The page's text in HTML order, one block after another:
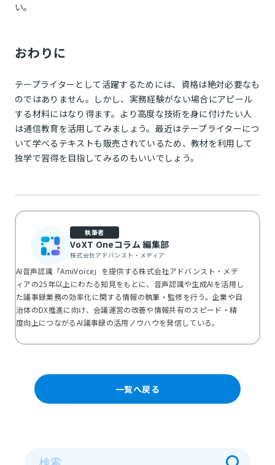
い。
おわりに
テープライターとして活躍するためには、資格は絶対必要なも
のではありません。しかし、実務経験がない場合にアピール
する材料にはなり得ます。より高度な技術を身に付けたい人
は通信教育を活用してみましょう。最近はテープライターにつ
いて学べるテキストも販売されているため、教材を利用して
独学で習得を目指してみるのもいいでしょう。
執筆者
VoXT Oneコラム 編集部
株式会社アドバンスト・メディア
AI音声認識「AmiVoice」を提供する株式会社アドバンスト・メデ
ィアの25年以上にわたる知見をもとに、音声認識や生成AIを活用し
た議事録業務の効率化に関する情報の執筆・監修を行う。企業や自
治体のDX推進に向け、会議運営の改善や情報共有のスピード・精
度向上につながるAI議事録の活用ノウハウを発信している。
一覧へ戻る